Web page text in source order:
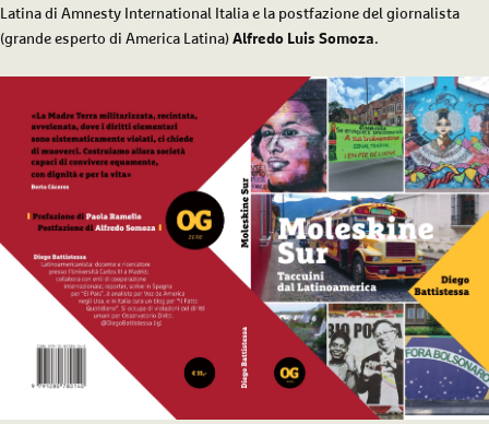
Latina di Amnesty International Italia e la postfazione del giornalista
(grande esperto di America Latina) Alfredo Luis Somoza.